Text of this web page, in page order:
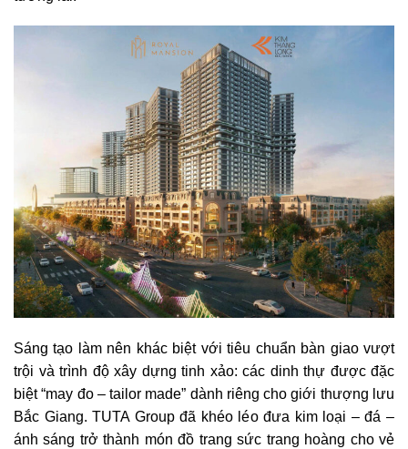
Sáng tạo làm nên khác biệt với tiêu chuẩn bàn giao vượt
trội và trình độ xây dựng tinh xảo: các dinh thự được đặc
biệt “may đo – tailor made” dành riêng cho giới thượng lưu
Bắc Giang. TUTA Group đã khéo léo đưa kim loại – đá –
ánh sáng trở thành món đồ trang sức trang hoàng cho vẻ